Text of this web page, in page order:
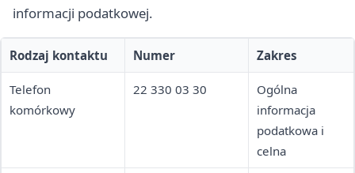
informacji podatkowej.
Rodzaj kontaktu Numer Zakres
Telefon
komórkowy
22 330 03 30
Ogólna
informacja
podatkowa i
celna